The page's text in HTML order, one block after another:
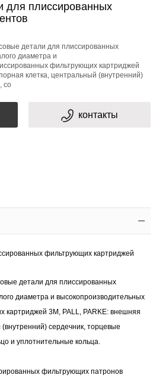
для плиссированных
детали для плиссированных
диаметра и
фильтрующих картриджей
клетка, центральный (внутренний)
со
контакты
фильтрующих картриджей
детали для плиссированных
диаметра и высокопроизводительных
картриджей 3M, PALL, PARKE: внешняя
сердечник, торцевые
и уплотнительные кольца.
фильтрующих патронов